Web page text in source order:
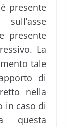
presente
presente
La
tale
di
nella
in caso di
questa